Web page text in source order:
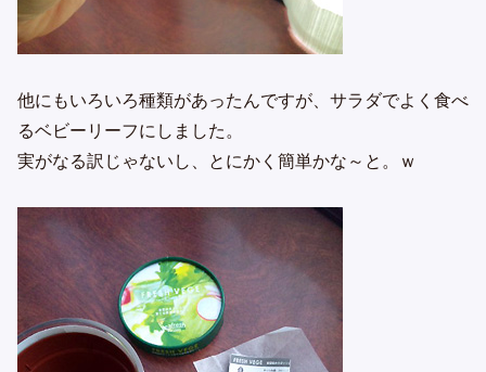
他にもいろいろ種類があったんですが、サラダでよく食べ
るベビーリーフにしました。
実がなる訳じゃないし、とにかく簡単かな～と。ｗ